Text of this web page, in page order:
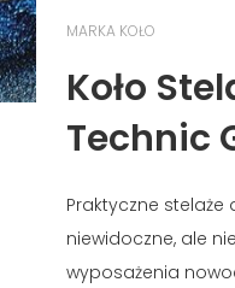
MARKA KOŁO
Koło
Technic
Praktyczne stelaże
niewidoczne, ale
wyposażenia